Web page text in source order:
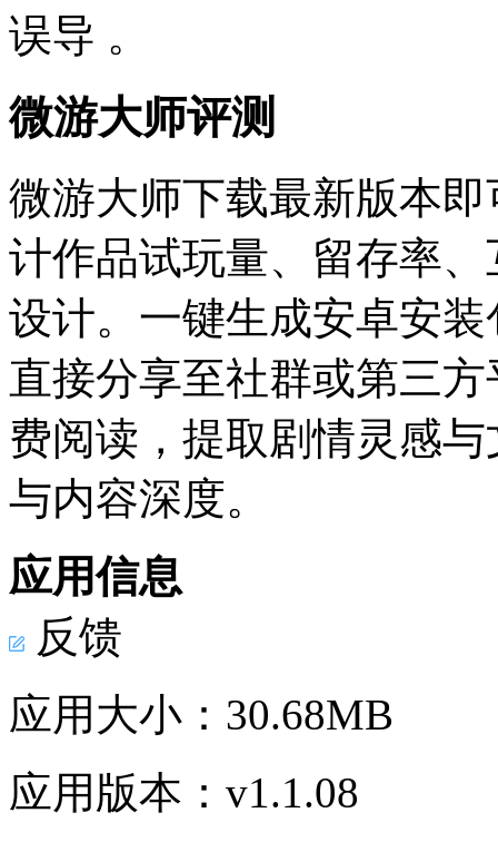
误导 。‌‌
微游大师评测
微游大师下载最新版本
计作品试玩量、留存率
设计。一键生成安卓安
直接分享至社群或第三
费阅读，提取剧情灵感
与内容深度。
应用信息
反馈
应用大小： 30.68MB
应用版本： v1.1.08